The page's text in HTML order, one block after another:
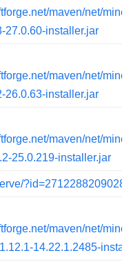
maven/net/
27.0.60-installer.jar
maven/net/
26.0.63-installer.jar
maven/net/
25.0.219-installer.jar
maven/net/
14.22.1.2485-